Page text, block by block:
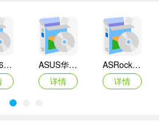
捷波TI61AG-A主板BIOS
ASUS华硕F1A55-M LX3 R2.0主板BIOS
详情
ASRock华擎IMB-A160主板BIOS
详情